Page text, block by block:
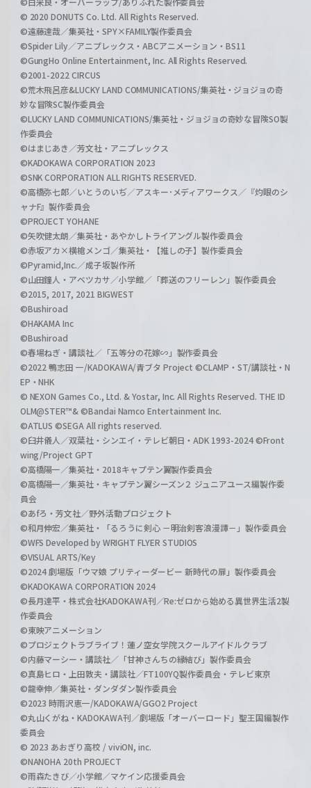
© 2020 DONUTS Co. Ltd. All Rights Reserved.
©遠藤達哉／集英社・SPY×FAMILY製作委員会
©Spider Lily／アニプレックス・ABCアニメーション・BS11
©GungHo Online Entertainment, Inc. All Rights Reserved.
©2001-2022 CIRCUS
©荒木飛呂彦&LUCKY LAND COMMUNICATIONS/集英社・ジョジョの奇
妙な冒険SC製作委員会
©LUCKY LAND COMMUNICATIONS/集英社・ジョジョの奇妙な冒険SO製
作委員会
©はまじあき／芳文社・アニプレックス
©KADOKAWA CORPORATION 2023
©SNK CORPORATION ALL RIGHTS RESERVED.
©高橋弥七郎／いとうのいぢ／アスキー･メディアワークス／『灼眼のシ
ャナF』製作委員会
©PROJECT YOHANE
©矢吹健太朗／集英社・あやかしトライアングル製作委員会
©赤坂アカ×横槍メンゴ／集英社・【推しの子】製作委員会
©Pyramid,Inc.／成子坂製作所
©山田鐘人・アベツカサ／小学館／「葬送のフリーレン」製作委員会
©2015, 2017, 2021 BIGWEST
©Bushiroad
©HAKAMA Inc
©Bushiroad
©春場ねぎ・講談社／「五等分の花嫁∽」製作委員会
©2022 鴨志田 一/KADOKAWA/青ブタ Project ©CLAMP・ST/講談社・N
EP・NHK
© NEXON Games Co., Ltd. & Yostar, Inc. All Rights Reserved. THE ID
OLM@STER™& ©Bandai Namco Entertainment Inc.
©ATLUS ©SEGA All rights reserved.
©臼井儀人／双葉社・シンエイ・テレビ朝日・ADK 1993-2024 ©Front
wing/Project GPT
©高橋陽一／集英社・2018キャプテン翼製作委員会
©高橋陽一／集英社・キャプテン翼シーズン２ ジュニアユース編製作委
員会
©あfろ・芳文社／野外活動プロジェクト
©和月伸宏／集英社・「るろうに剣心 －明治剣客浪漫譚－」製作委員会
©WFS Developed by WRIGHT FLYER STUDIOS
©VISUAL ARTS/Key
©2024 劇場版「ウマ娘 プリティーダービー 新時代の扉」製作委員会
©KADOKAWA CORPORATION 2024
©長月達平・株式会社KADOKAWA刊／Re:ゼロから始める異世界生活2製
作委員会
©東映アニメーション
©プロジェクトラブライブ！蓮ノ空女学院スクールアイドルクラブ
©内藤マーシー・講談社／「甘神さんちの縁結び」製作委員会
©真島ヒロ・上田敦夫・講談社／FT100YQ製作委員会・テレビ東京
©龍幸伸／集英社・ダンダダン製作委員会
©2023 時雨沢恵一/KADOKAWA/GGO2 Project
©丸山くがね・KADOKAWA刊／劇場版「オーバーロード」聖王国編製作
委員会
© 2023 あおぎり高校 / viviON, inc.
©NANOHA 20th PROJECT
©雨森たきび／小学館／マケイン応援委員会